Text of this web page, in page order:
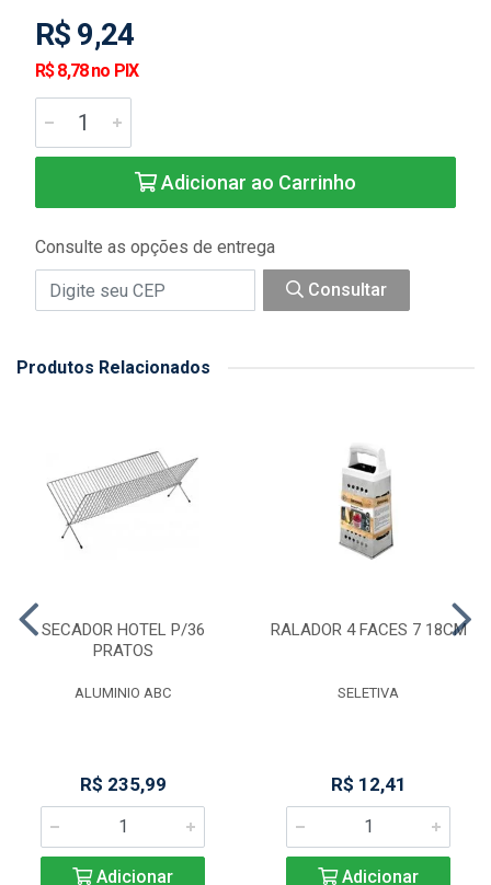
R$ 9,24
R$ 8,78 no PIX
Adicionar ao Carrinho
Consulte as opções de entrega
Consultar
Produtos Relacionados
SECADOR HOTEL P/36
PRATOS
ALUMINIO ABC
R$ 235,99
Adicionar
RALADOR 4 FACES 7 18CM
SELETIVA
R$ 12,41
Adicionar